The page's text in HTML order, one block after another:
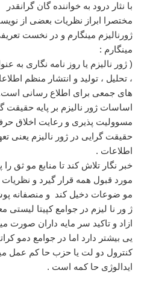
با نثار درود به خواننده گان گرانقدر
مختصرا ابراز نظریات بعضی از
ژورنالیزم مینگارم و در نخست
مینگارم :
( ژور نالیزم یا روز نامه نگاری به
، تحلیل ، تولید و انتشار منظم
های جمعی برای اطلاع رسانی
اساسات ژور نالیزم بر پایه حقیقت
مسوولیت پذیری و رعایت اخلاق
حقیقت گرایی در ژور نالیزم یعنی
اطلاعات .
خبر نگار تلاش کند تا منابع مو ثق را
مورد قبول همه قرار گیرد و
مو ضوعات دخیل کند و منصفانه
ژ ور نا لیزم در جوامع کپیتا لیستی
ازاد و تاکید سر مایه داران صورت
یی بیشتر دارد اما در جوامع دمو
کنترول دو لت یا حزب حا کم عمل
ایدالوژی حا کمه است .